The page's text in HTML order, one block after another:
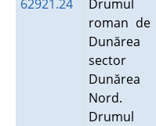
62921.24
Drumul
roman de
sector
Dunărea
Nord.
Drumul